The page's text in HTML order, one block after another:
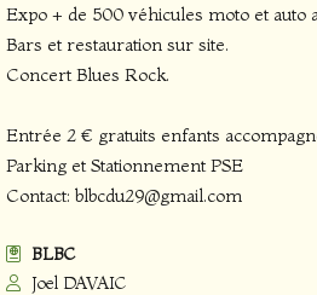
Expo + de 500 véhicules moto et auto
Bars et restauration sur site.
Concert Blues Rock.
Entrée 2 € gratuits enfants
Parking et Stationnement PSE
Contact: blbcdu29@gmail.com
BLBC
Joel DAVAIC